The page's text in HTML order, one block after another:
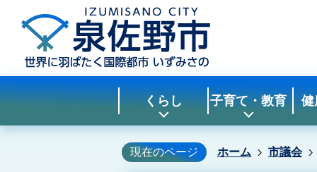
くらし 子育て・教育 健
現在のページ ホーム 市議会